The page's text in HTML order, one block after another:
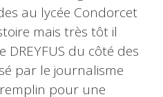
au lycée Condorcet
mais très tôt il
DREYFUS du côté des
par le journalisme
pour une